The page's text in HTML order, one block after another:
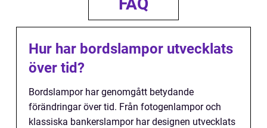
Hur har bordslampor utvecklats
över tid?
Bordslampor har genomgått betydande
förändringar över tid. Från fotogenlampor och
klassiska bankerslampor har designen utvecklats